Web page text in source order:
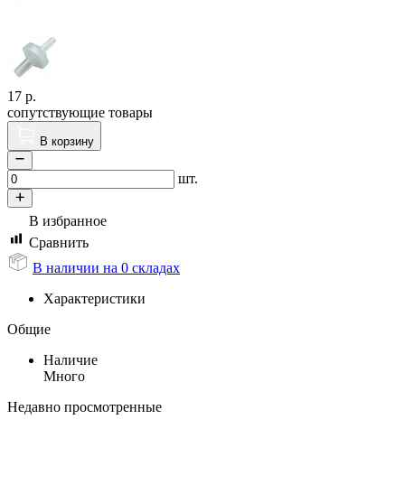
17 р.
сопутствующие товары
В корзину
шт.
В избранное
Сравнить
В наличии на 0 складах
Характеристики
Общие
Наличие
Много
Недавно просмотренные